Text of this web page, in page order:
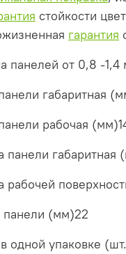
стойкости
гарантия
панелей от 0,8 -1,4
габаритная
рабочая (мм)
панели габаритная
рабочей
панели (мм)22
одной упаковке